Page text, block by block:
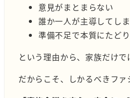
意見がまとまらない
誰か一人が主導してし
準備不足で本質にたど
という理由から、家族だけで
だからこそ、しかるべきファ